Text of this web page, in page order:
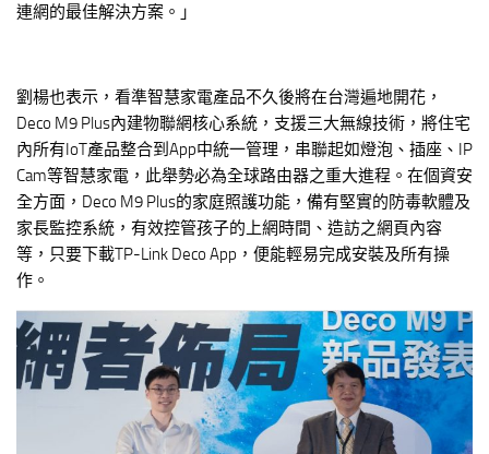
連網的最佳解決方案。」
劉楊也表示，看準智慧家電產品不久後將在台灣遍地開花，
Deco M9 Plus內建物聯網核心系統，支援三大無線技術，將住宅
內所有IoT產品整合到App中統一管理，串聯起如燈泡、插座、IP
Cam等智慧家電，此舉勢必為全球路由器之重大進程。在個資安
全方面，Deco M9 Plus的家庭照護功能，備有堅實的防毒軟體及
家長監控系統，有效控管孩子的上網時間、造訪之網頁內容
等，只要下載TP-Link Deco App，便能輕易完成安裝及所有操
作。